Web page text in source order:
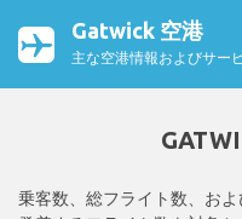
Gatwick 空港
主な空港情報およびサー
乗客数、総フライト数、およ